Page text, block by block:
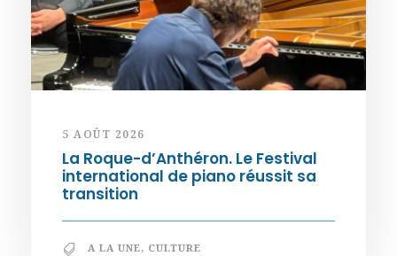
5 AOÛT 2026
La Roque-d’Anthéron. Le Festival
international de piano réussit sa
transition
A LA UNE, CULTURE